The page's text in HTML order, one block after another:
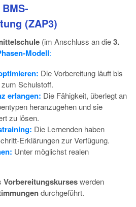
-
(ZAP3)
(im Anschluss an die3.
Modell:
Die Vorbereitung läuft bis
Schulstoff.
erlangen: Die Fähigkeit, überlegt an
heranzugehen und sie
zu lösen.
Die Lernenden haben
Erklärungen zur Verfügung.
Unter möglichst realen
Vorbereitungskurseswerden
durchgeführt.